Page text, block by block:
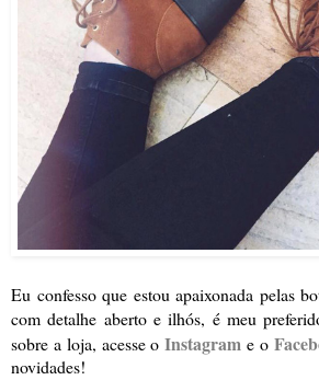
Eu confesso que estou apaixonada pelas
com detalhe aberto e ilhós, é meu
sobre a loja, acesse oInstagram e o
novidades!